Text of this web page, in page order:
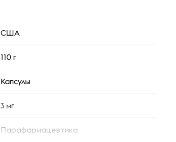
США
110 г
Капсулы
3 мг
Парафармацевтика